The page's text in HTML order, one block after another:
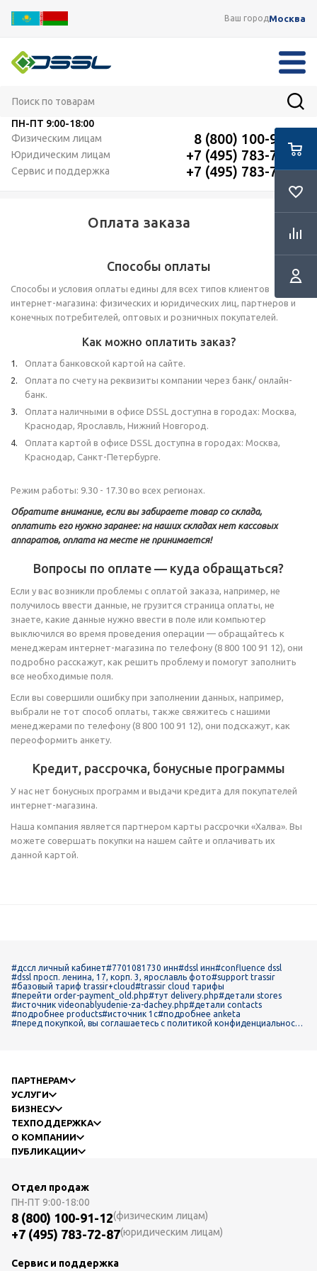
Ваш городМосква
ПН-ПТ 9:00-18:00
Физическим лицам
8 (800) 100-91-12
Юридическим лицам +7 (495) 783-72-87
Сервис и поддержка +7 (495) 783-72-87
Оплата заказа
Способы оплаты
Способы и условия оплаты едины для всех типов клиентов
интернет-магазина: физических и юридических лиц, партнеров и
конечных потребителей, оптовых и розничных покупателей.
Как можно оплатить заказ?
Оплата банковской картой на сайте.
Оплата по счету на реквизиты компании через банк/ онлайн-
банк.
Оплата наличными в офисе DSSL доступна в городах: Москва,
Краснодар, Ярославль, Нижний Новгород.
Оплата картой в офисе DSSL доступна в городах: Москва,
Краснодар, Санкт-Петербурге.
Режим работы: 9.30 - 17.30 во всех регионах.
Обратите внимание, если вы забираете товар со склада,
оплатить его нужно заранее: на наших складах нет кассовых
аппаратов, оплата на месте не принимается!
Вопросы по оплате — куда обращаться?
Если у вас возникли проблемы с оплатой заказа, например, не
получилось ввести данные, не грузится страница оплаты, не
знаете, какие данные нужно ввести в поле или компьютер
выключился во время проведения операции — обращайтесь к
менеджерам интернет-магазина по телефону (8 800 100 91 12), они
подробно расскажут, как решить проблему и помогут заполнить
все необходимые поля.
Если вы совершили ошибку при заполнении данных, например,
выбрали не тот способ оплаты, также свяжитесь с нашими
менеджерами по телефону (8 800 100 91 12), они подскажут, как
переоформить анкету.
Кредит, рассрочка, бонусные программы
У нас нет бонусных программ и выдачи кредита для покупателей
интернет-магазина.
Наша компания является партнером карты рассрочки «Халва». Вы
можете совершать покупки на нашем сайте и оплачивать их
данной картой.
#дссл личный кабинет#7701081730 инн#dssl инн#confluence dssl
#dssl просп. ленина, 17, корп. 3, ярославль фото#support trassir
#базовый тариф trassir+cloud#trassir cloud тарифы
#перейти order-payment_old.php#тут delivery.php#детали stores
#источник videonablyudenie-za-dachey.php#детали contacts
#подробнее products#источник 1c#подробнее anketa
#перед покупкой, вы соглашаетесь с политикой конфиденциальност
ПАРТНЕРАМ
УСЛУГИ
БИЗНЕСУ
ТЕХПОДДЕРЖКА
О КОМПАНИИ
ПУБЛИКАЦИИ
Отдел продаж
ПН-ПТ 9:00-18:00
8 (800) 100-91-12(физическим лицам)
+7 (495) 783-72-87(юридическим лицам)
Сервис и поддержка